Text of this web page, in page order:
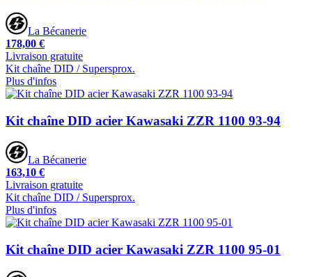
La Bécanerie
178,00 €
Livraison gratuite
Kit chaîne DID / Supersprox.
Plus d'infos
Kit chaîne DID acier Kawasaki ZZR 1100 93-94
La Bécanerie
163,10 €
Livraison gratuite
Kit chaîne DID / Supersprox.
Plus d'infos
Kit chaîne DID acier Kawasaki ZZR 1100 95-01